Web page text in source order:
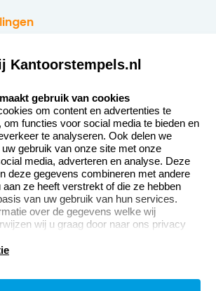
Klantenservice:
Contact opnemen
Veel gestelde vragen
Retourneren
Herroepingsrecht
Kantoorstempels.nl
gebruik van cookies
om content en advertenties te
om functies voor social media te bieden en
te analyseren. Ook delen we
gebruik van onze site met onze
media, adverteren en analyse. Deze
deze gegevens combineren met andere
aan ze heeft verstrekt of die ze hebben
van uw gebruik van hun services.
over de gegevens welke wij
wij u graag door naar ons privacy